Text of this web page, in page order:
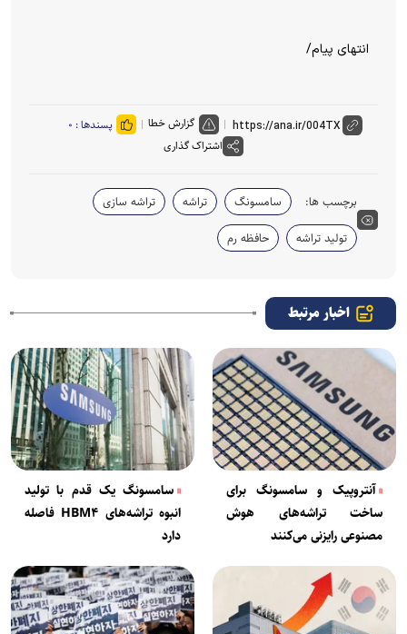
انتهای پیام/
گزارش خطا پسندها : ۰
اشتراک گذاری
برچسب ها: سامسونگ تراشه
تراشه سازی
تولید تراشه
حافظه رم
اخبار مرتبط
آنتروپیک و سامسونگ برای
ساخت تراشه‌های هوش
مصنوعی رایزنی می‌کنند
سامسونگ یک قدم با تولید
انبوه تراشه‌های HBM۴ فاصله
دارد